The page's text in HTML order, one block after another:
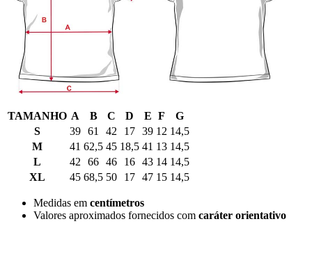
TAMANHO A B C D E F
G
S
39 61 42 17 39 12 14,5
M
41 62,5 45 18,5 41 13 14,5
L
42 66 46 16 43 14 14,5
XL
45 68,5 50 17 47 15 14,5
Medidas em centímetros
Valores aproximados fornecidos com caráter orientativo